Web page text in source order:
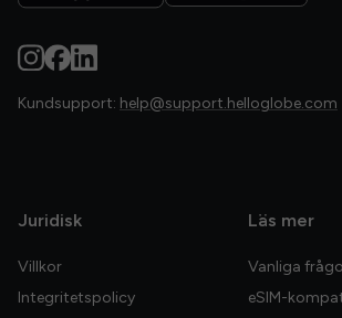
Kundsupport: help@support.helloglobe.com
Juridisk
Villkor
Integritetspolicy
Läs mer
Vanliga
eSIM-